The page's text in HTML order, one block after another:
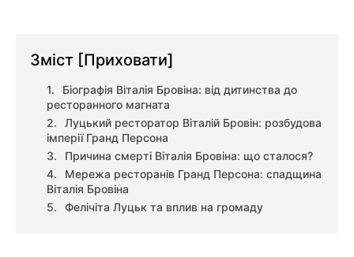
Зміст [Приховати]
Біографія Віталія Бровіна: від дитинства до
ресторанного магната
Луцький ресторатор Віталій Бровін: розбудова
імперії Гранд Персона
Причина смерті Віталія Бровіна: що сталося?
Мережа ресторанів Гранд Персона: спадщина
Віталія Бровіна
Фелічіта Луцьк та вплив на громаду